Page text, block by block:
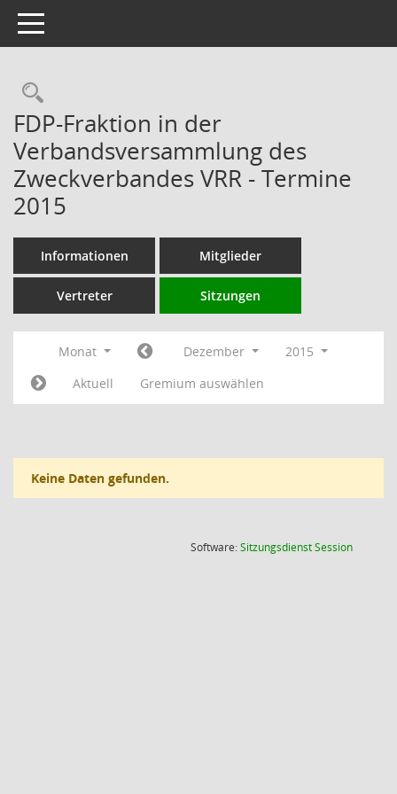
Toggle navigation
Rechercheauswahl
FDP-Fraktion in der
Verbandsversammlung des
Zweckverbandes VRR - Termine
2015
Informationen Mitglieder
Vertreter Sitzungen
Monat Dezember
2015
Aktuell
Gremium auswählen
Keine Daten gefunden.
Software:SitzungsdienstSession(Wird in